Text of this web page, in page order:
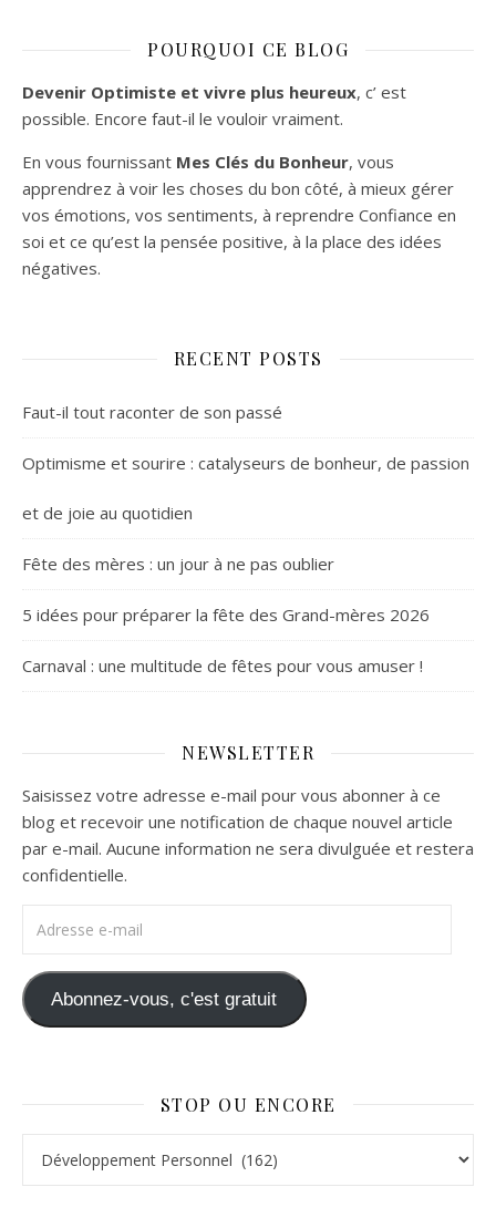
POURQUOI CE BLOG
Devenir Optimiste et vivre plus heureux, c’ est
possible. Encore faut-il le vouloir vraiment.
En vous fournissant Mes Clés du Bonheur, vous
apprendrez à voir les choses du bon côté, à mieux gérer
vos émotions, vos sentiments, à reprendre Confiance en
soi et ce qu’est la pensée positive, à la place des idées
négatives.
RECENT POSTS
Faut-il tout raconter de son passé
Optimisme et sourire : catalyseurs de bonheur, de passion
et de joie au quotidien
Fête des mères : un jour à ne pas oublier
5 idées pour préparer la fête des Grand-mères 2026
Carnaval : une multitude de fêtes pour vous amuser !
NEWSLETTER
Saisissez votre adresse e-mail pour vous abonner à ce
blog et recevoir une notification de chaque nouvel article
par e-mail. Aucune information ne sera divulguée et restera
confidentielle.
Abonnez-vous, c'est gratuit
STOP OU ENCORE